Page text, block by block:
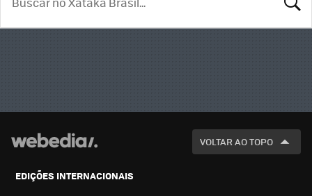
VOLTAR AO TOPO
EDIÇÕES INTERNACIONAIS